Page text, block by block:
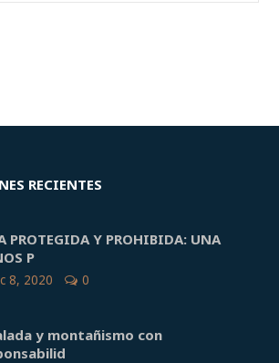
RECIENTES
PROTEGIDA Y PROHIBIDA: UNA
P
8, 2020 0
y montañismo con